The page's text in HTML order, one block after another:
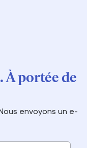
À portée de
envoyons un e-